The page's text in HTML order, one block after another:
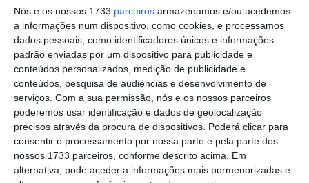
Nós e os nossos 1733 parceiros armazenamos e/ou acedemos
a informações num dispositivo, como cookies, e processamos
dados pessoais, como identificadores únicos e informações
padrão enviadas por um dispositivo para publicidade e
conteúdos personalizados, medição de publicidade e
conteúdos, pesquisa de audiências e desenvolvimento de
serviços. Com a sua permissão, nós e os nossos parceiros
poderemos usar identificação e dados de geolocalização
precisos através da procura de dispositivos. Poderá clicar para
consentir o processamento por nossa parte e pela parte dos
nossos 1733 parceiros, conforme descrito acima. Em
alternativa, pode aceder a informações mais pormenorizadas e
3 -Visite e deixe o seu Gosto na página de
Facebook da Panasonic Portugal. (+2
inscrições)
4 -Siga a Panasonic no Instagram (+2
inscrições)
5 -Subscreva o canal de YouTube da
Panasonic Portugal. (+2 inscrições)
6 -Partilhe o passatempo com os seus